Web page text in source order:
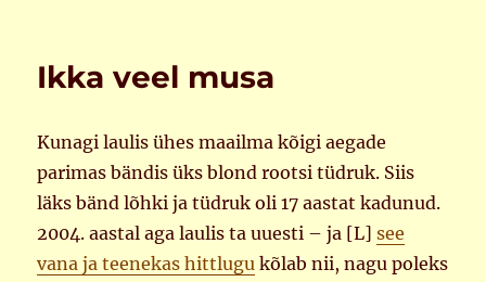
Ikka veel musa
Kunagi laulis ühes maailma kõigi aegade
parimas bändis üks blond rootsi tüdruk. Siis
läks bänd lõhki ja tüdruk oli 17 aastat kadunud.
2004. aastal aga laulis ta uuesti – ja [L]see
vana ja teenekas hittlugu kõlab nii, nagu poleks